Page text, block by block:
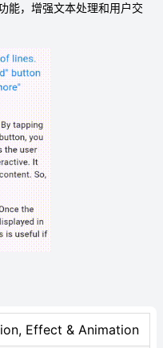
能，增强文本处理和用户交
Effect & Animation